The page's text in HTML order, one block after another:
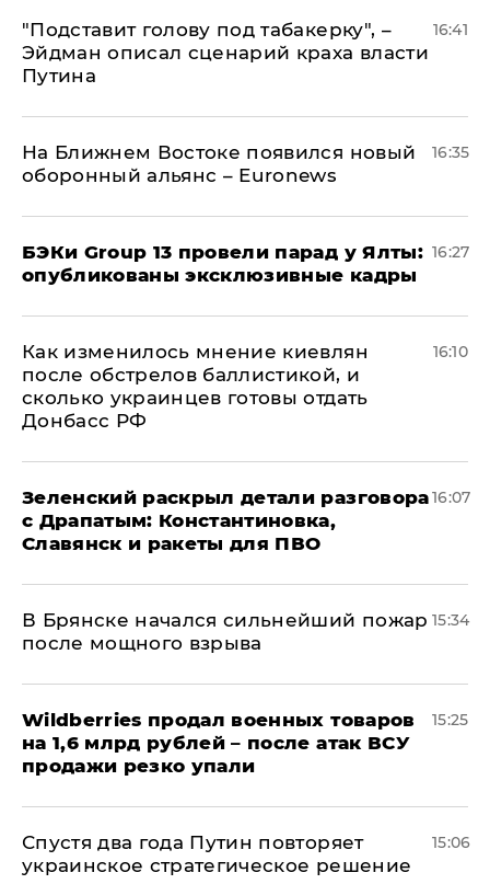
​"Подставит голову под табакерку", –
Эйдман описал сценарий краха власти
Путина
16:41
На Ближнем Востоке появился новый
оборонный альянс – Euronews
16:35
​БЭКи Group 13 провели парад у Ялты:
опубликованы эксклюзивные кадры
16:27
Как изменилось мнение киевлян
после обстрелов баллистикой, и
сколько украинцев готовы отдать
Донбасс РФ
16:10
​Зеленский раскрыл детали разговора
с Драпатым: Константиновка,
Славянск и ракеты для ПВО
16:07
В Брянске начался сильнейший пожар
после мощного взрыва
15:34
​Wildberries продал военных товаров
на 1,6 млрд рублей – после атак ВСУ
продажи резко упали
15:25
Спустя два года Путин повторяет
украинское стратегическое решение
15:06